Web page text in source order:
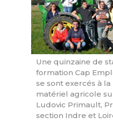
Une quinzaine de
formation Cap
se sont exercés à
matériel agricole
Ludovic Primault,
section Indre et